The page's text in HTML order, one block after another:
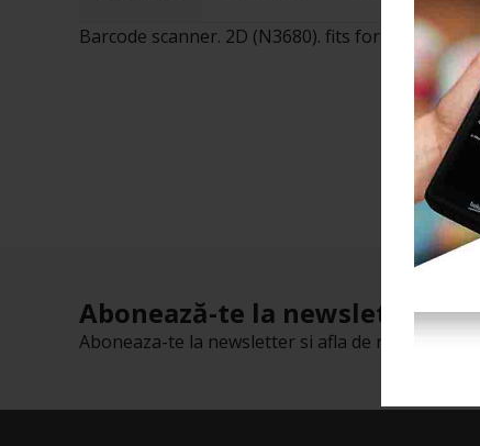
Barcode scanner. 2D (N3680). fits for: I-Series
Abonează-te la newsletter-ul
Aboneaza-te la newsletter si afla de reducerile cu